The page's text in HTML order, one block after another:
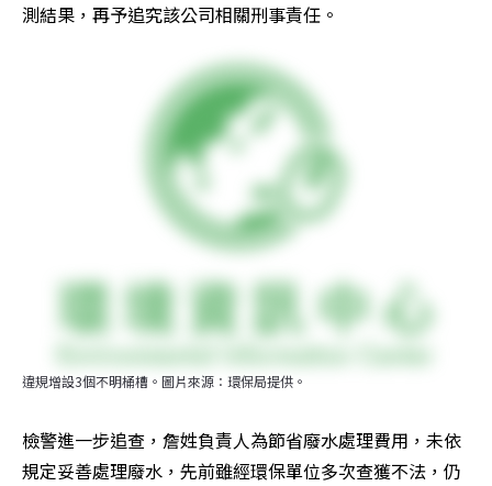
測結果，再予追究該公司相關刑事責任。
違規增設3個不明桶槽。圖片來源：環保局提供。
檢警進一步追查，詹姓負責人為節省廢水處理費用，未依
規定妥善處理廢水，先前雖經環保單位多次查獲不法，仍